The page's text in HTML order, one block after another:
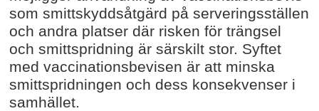
som smittskyddsåtgärd på serveringsställen
och andra platser där risken för trängsel
och smittspridning är särskilt stor. Syftet
med vaccinationsbevisen är att minska
smittspridningen och dess konsekvenser i
samhället.